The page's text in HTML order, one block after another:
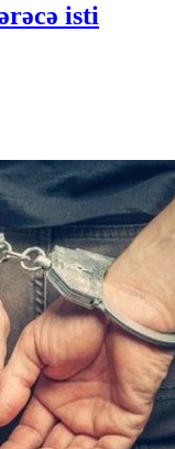
isti